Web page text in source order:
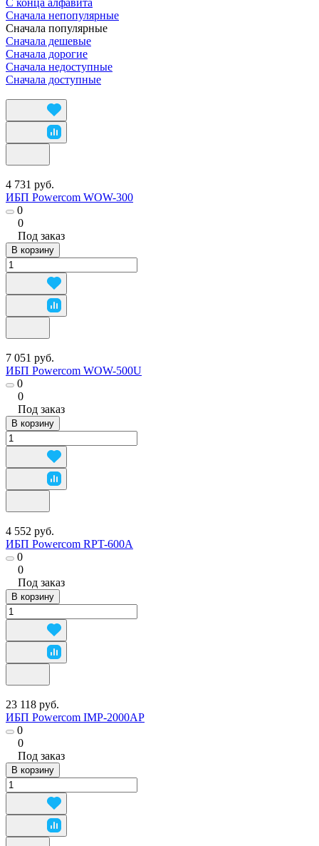
Сначала непопулярные
Сначала популярные
Сначала дешевые
Сначала дорогие
Сначала недоступные
Сначала доступные
4 731 руб.
ИБП Powercom WOW-300
0
0
Под заказ
В корзину
7 051 руб.
ИБП Powercom WOW-500U
0
0
Под заказ
В корзину
4 552 руб.
ИБП Powercom RPT-600A
0
0
Под заказ
В корзину
23 118 руб.
ИБП Powercom IMP-2000AP
0
0
Под заказ
В корзину